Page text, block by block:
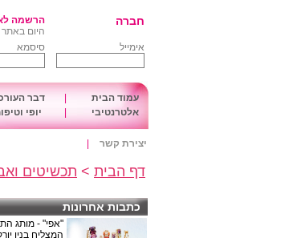
חברה
הרשמה
היום באתר 07/08/2026
אימייל
סיסמא
עמוד הבית דבר
אלטרנטיבי
יופי
יצירת קשר
דף הבית > תכשיטים
כתבות אחרונות
"אפי" - מותג
המצליח בניו